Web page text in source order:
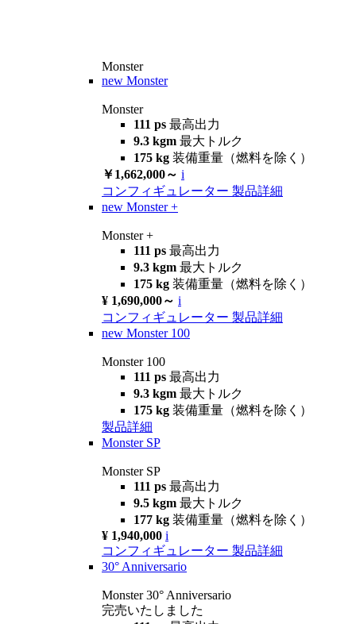
Monster
new Monster
Monster
111 ps 最高出力
9.3 kgm 最大トルク
175 kg 装備重量（燃料を除く）
￥1,662,000～ i
コンフィギュレーター 製品詳細
new Monster +
Monster +
111 ps 最高出力
9.3 kgm 最大トルク
175 kg 装備重量（燃料を除く）
¥ 1,690,000～ i
コンフィギュレーター 製品詳細
new Monster 100
Monster 100
111 ps 最高出力
9.3 kgm 最大トルク
175 kg 装備重量（燃料を除く）
製品詳細
Monster SP
Monster SP
111 ps 最高出力
9.5 kgm 最大トルク
177 kg 装備重量（燃料を除く）
¥ 1,940,000 i
コンフィギュレーター 製品詳細
30° Anniversario
Monster 30° Anniversario
完売いたしました